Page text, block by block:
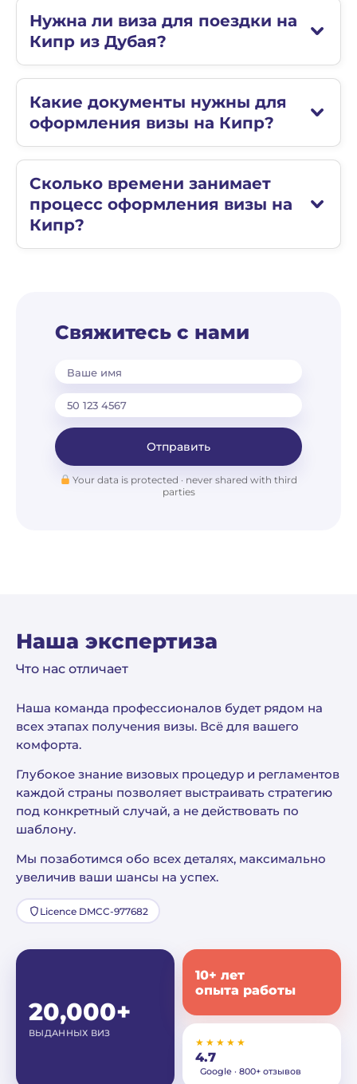
Нужна ли виза для поездки на
Кипр из Дубая?
Какие документы нужны для
оформления визы на Кипр?
Сколько времени занимает
процесс оформления визы на
Кипр?
Свяжитесь с нами
Ваше имя
Отправить
Your data is protected · never shared with third
parties
Наша экспертиза
Что нас отличает
Наша команда профессионалов будет рядом на
всех этапах получения визы. Всё для вашего
комфорта.
Глубокое знание визовых процедур и регламентов
каждой страны позволяет выстраивать стратегию
под конкретный случай, а не действовать по
шаблону.
Мы позаботимся обо всех деталях, максимально
увеличив ваши шансы на успех.
Licence DMCC-977682
20,000+
ВЫДАННЫХ ВИЗ
10+ лет
опыта работы
★★★★★
4.7
Google · 800+ отзывов